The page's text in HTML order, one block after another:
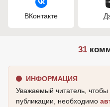
ВКонтакте
31
ИНФОРМАЦИЯ
Уважаемый читатель, чтобы
публикации, необходимо